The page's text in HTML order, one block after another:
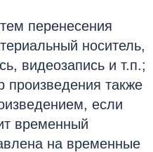
перенесения
носитель,
видеозапись и т.п.;
произведения также
если
временный
на временные